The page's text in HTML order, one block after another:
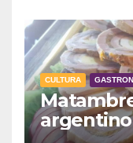
CULTURA
argentino